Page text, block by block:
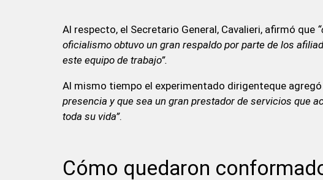
Al respecto, el Secretario General, Cavalieri, afirmó que
oficialismo obtuvo un gran respaldo por parte de los
este equipo de trabajo”.
Al mismo tiempo el experimentado dirigenteque
presencia y que sea un gran prestador de servicios que
toda su vida”.
Cómo quedaron